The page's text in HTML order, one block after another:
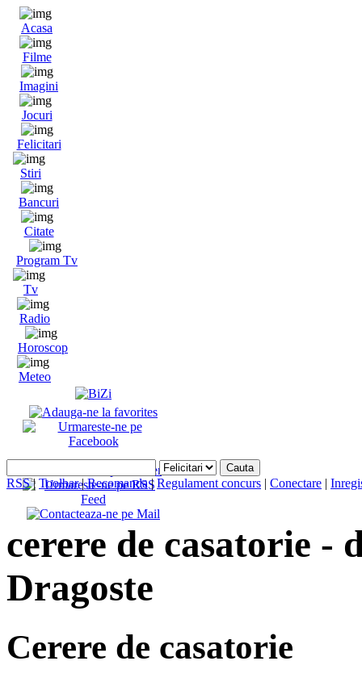
Acasa
Filme
Imagini
Jocuri
Felicitari
Stiri
Bancuri
Citate
Program Tv
Tv
Radio
Horoscop
Meteo
RSS| Toolbar|Recomanda|Regulament concurs | Conectare |
cerere de casatorie -
Dragoste
Cerere de casatorie